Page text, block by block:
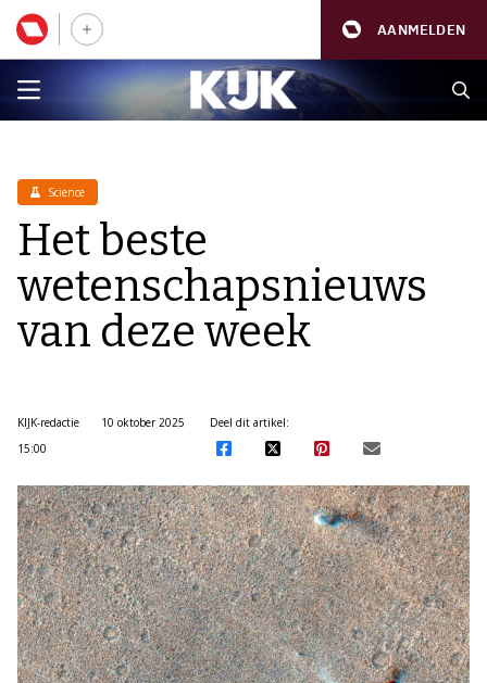
AANMELDEN
Science
Het beste
wetenschapsnieuws
van deze week
KIJK-redactie
10 oktober 2025
15:00
Deel dit artikel: